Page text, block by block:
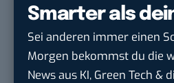
Smarter als
Sei anderen immer einen
Morgen bekommst du die
News aus KI, Green Tech
Performance
Schwerpunkt Pai...
EDEKA Südwest
Offenburg